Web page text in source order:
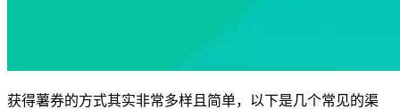
获得薯券的方式其实非常多样且简单，以下是几个常见的渠